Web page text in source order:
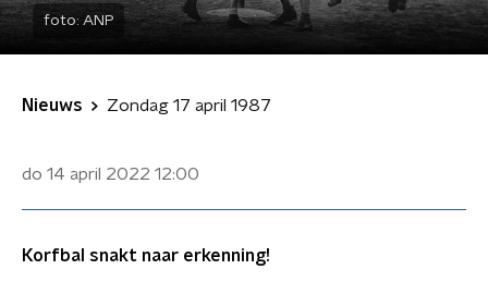
foto: ANP
Nieuws Zondag 17 april 1987
do 14 april 2022 12:00
Korfbal snakt naar erkenning!